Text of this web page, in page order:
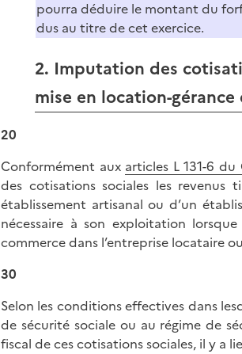
pourra déduire le montant du
dus au titre de cet exercice.
2. Imputation des
mise en location-
20
Conformément aux articles L 131-6 du
des cotisations sociales les
établissement artisanal ou d’un
nécessaire à son exploitation
commerce dans l’entreprise locataire
30
Selon les conditions effectives dans
de sécurité sociale ou au régime de
fiscal de ces cotisations sociales, il y a